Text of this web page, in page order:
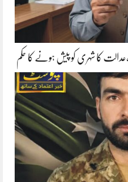
کا شہری کو پیش ہونے کا حکم